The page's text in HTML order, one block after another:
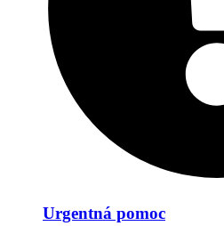
Urgentná pomoc